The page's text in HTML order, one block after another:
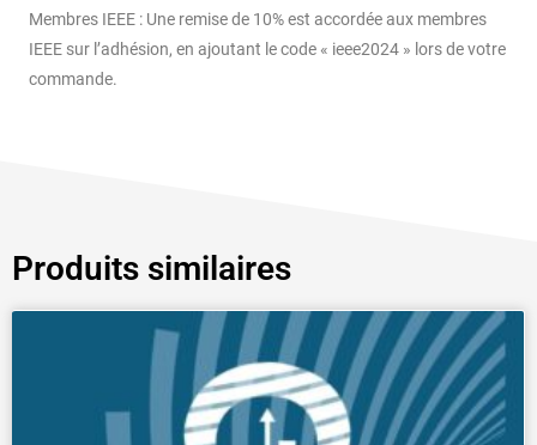
Membres IEEE : Une remise de 10% est accordée aux membres
IEEE sur l’adhésion, en ajoutant le code « ieee2024 » lors de votre
commande.
Produits similaires